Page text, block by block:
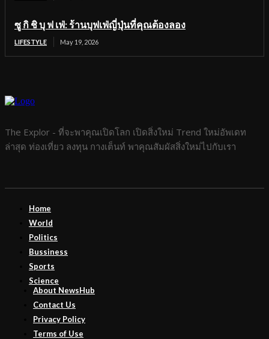
ซู กิ ชิ บุ ฟ เฟ่: ร้านบุฟเฟ่ญี่ปุ่นที่คุณต้องลอง
LIFESTYLE May 19, 2026
The Explor - ที่จะพาคุณเปิดโลก เปิดสิ่งใหม่ Trend ใหม่อัพเดท
ล่าสุด ท่องเที่ยว ลงทุน กางเต็นท์ พาคุณสัมผัสสิ่งใหม่ไปกับเรา
Home
World
Politics
Bussiness
Sports
Science
About NewsHub
Contact Us
Privacy Policy
Terms of Use